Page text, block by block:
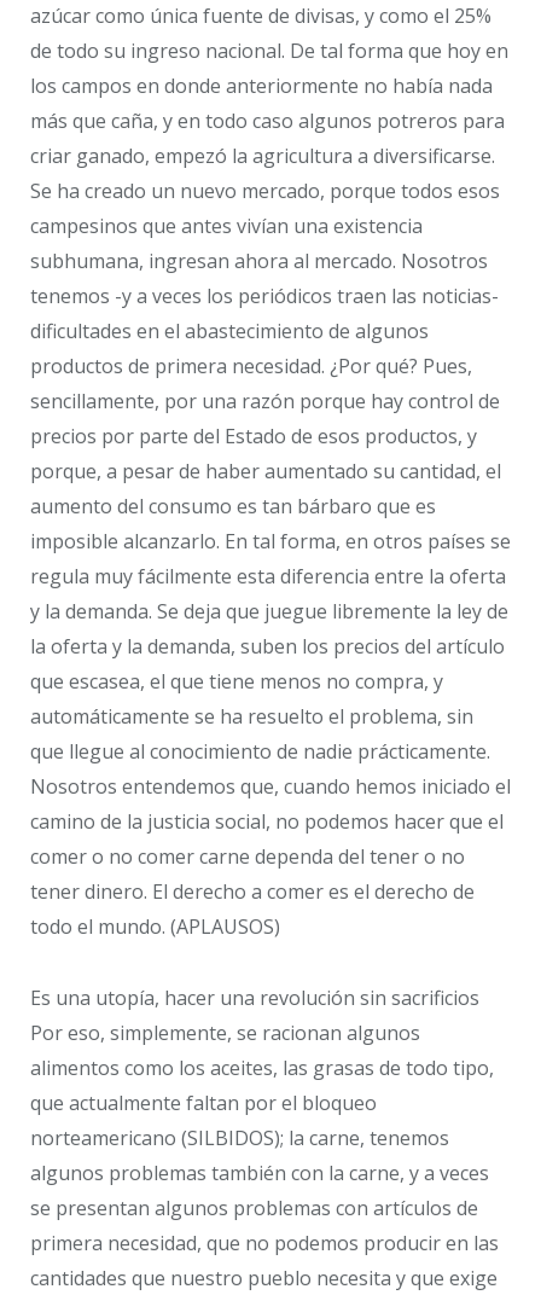
azúcar como única fuente de divisas, y como el 25%
de todo su ingreso nacional. De tal forma que hoy en
los campos en donde anteriormente no había nada
más que caña, y en todo caso algunos potreros para
criar ganado, empezó la agricultura a diversificarse.
Se ha creado un nuevo mercado, porque todos esos
campesinos que antes vivían una existencia
subhumana, ingresan ahora al mercado. Nosotros
tenemos -y a veces los periódicos traen las noticias-
dificultades en el abastecimiento de algunos
productos de primera necesidad. ¿Por qué? Pues,
sencillamente, por una razón porque hay control de
precios por parte del Estado de esos productos, y
porque, a pesar de haber aumentado su cantidad, el
aumento del consumo es tan bárbaro que es
imposible alcanzarlo. En tal forma, en otros países se
regula muy fácilmente esta diferencia entre la oferta
y la demanda. Se deja que juegue libremente la ley de
la oferta y la demanda, suben los precios del artículo
que escasea, el que tiene menos no compra, y
automáticamente se ha resuelto el problema, sin
que llegue al conocimiento de nadie prácticamente.
Nosotros entendemos que, cuando hemos iniciado el
camino de la justicia social, no podemos hacer que el
comer o no comer carne dependa del tener o no
tener dinero. El derecho a comer es el derecho de
todo el mundo. (APLAUSOS)
Es una utopía, hacer una revolución sin sacrificios
Por eso, simplemente, se racionan algunos
alimentos como los aceites, las grasas de todo tipo,
que actualmente faltan por el bloqueo
norteamericano (SILBIDOS); la carne, tenemos
algunos problemas también con la carne, y a veces
se presentan algunos problemas con artículos de
primera necesidad, que no podemos producir en las
cantidades que nuestro pueblo necesita y que exige